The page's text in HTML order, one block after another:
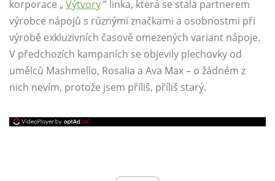
korporace „Výtvory” linka, která se stala partnerem
výrobce nápojů s různými značkami a osobnostmi při
výrobě exkluzivních časově omezených variant nápoje.
V předchozích kampaních se objevily plechovky od
umělců Mashmello, Rosalia a Ava Max – o žádném z
nich nevím, protože jsem příliš, příliš starý.